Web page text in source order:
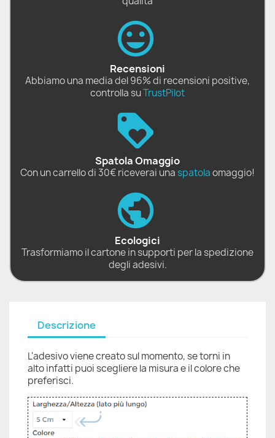
Recensioni
Abbiamo una media del 96% di recensioni positive,
controlla suTrustPilot
Spatola Omaggio
Con un carrello di 30€ riceverai una spatolaomaggio!
Ecologici
Trasformiamo il cartone in supporti per la spedizione
degli adesivi.
Descrizione
L'adesivo viene creato sul momento, se torni in
alto infatti puoi scegliere la misura e il colore che
preferisci.